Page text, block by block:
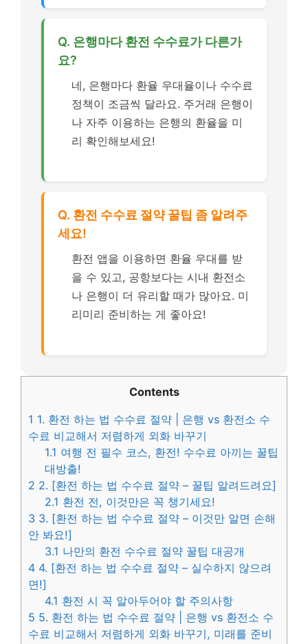
Q. 은행마다 환전 수수료가 다른가
요?
네, 은행마다 환율 우대율이나 수수료
정책이 조금씩 달라요. 주거래 은행이
나 자주 이용하는 은행의 환율을 미
리 확인해보세요!
Q. 환전 수수료 절약 꿀팁 좀 알려주
세요!
환전 앱을 이용하면 환율 우대를 받
을 수 있고, 공항보다는 시내 환전소
나 은행이 더 유리할 때가 많아요. 미
리미리 준비하는 게 좋아요!
Contents
1 1. 환전 하는 법 수수료 절약 | 은행 vs 환전소 수
수료 비교해서 저렴하게 외화 바꾸기
1.1 여행 전 필수 코스, 환전! 수수료 아끼는 꿀팁
대방출!
2 2. [환전 하는 법 수수료 절약 – 꿀팁 알려드려요]
2.1 환전 전, 이것만은 꼭 챙기세요!
3 3. [환전 하는 법 수수료 절약 – 이것만 알면 손해
안 봐요!]
3.1 나만의 환전 수수료 절약 꿀팁 대공개
4 4. [환전 하는 법 수수료 절약 – 실수하지 않으려
면!]
4.1 환전 시 꼭 알아두어야 할 주의사항
5 5. 환전 하는 법 수수료 절약 | 은행 vs 환전소 수
수료 비교해서 저렴하게 외화 바꾸기, 미래를 준비